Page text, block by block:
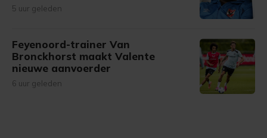
5 uur geleden
Feyenoord-trainer Van
Bronckhorst maakt Valente
nieuwe aanvoerder
6 uur geleden